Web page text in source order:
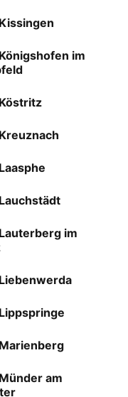
im
im
am